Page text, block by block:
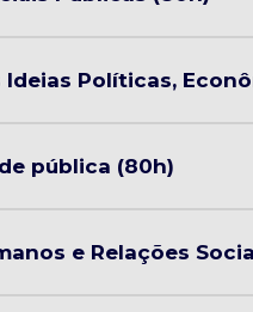
Políticas,
pública (80h)
e Relações